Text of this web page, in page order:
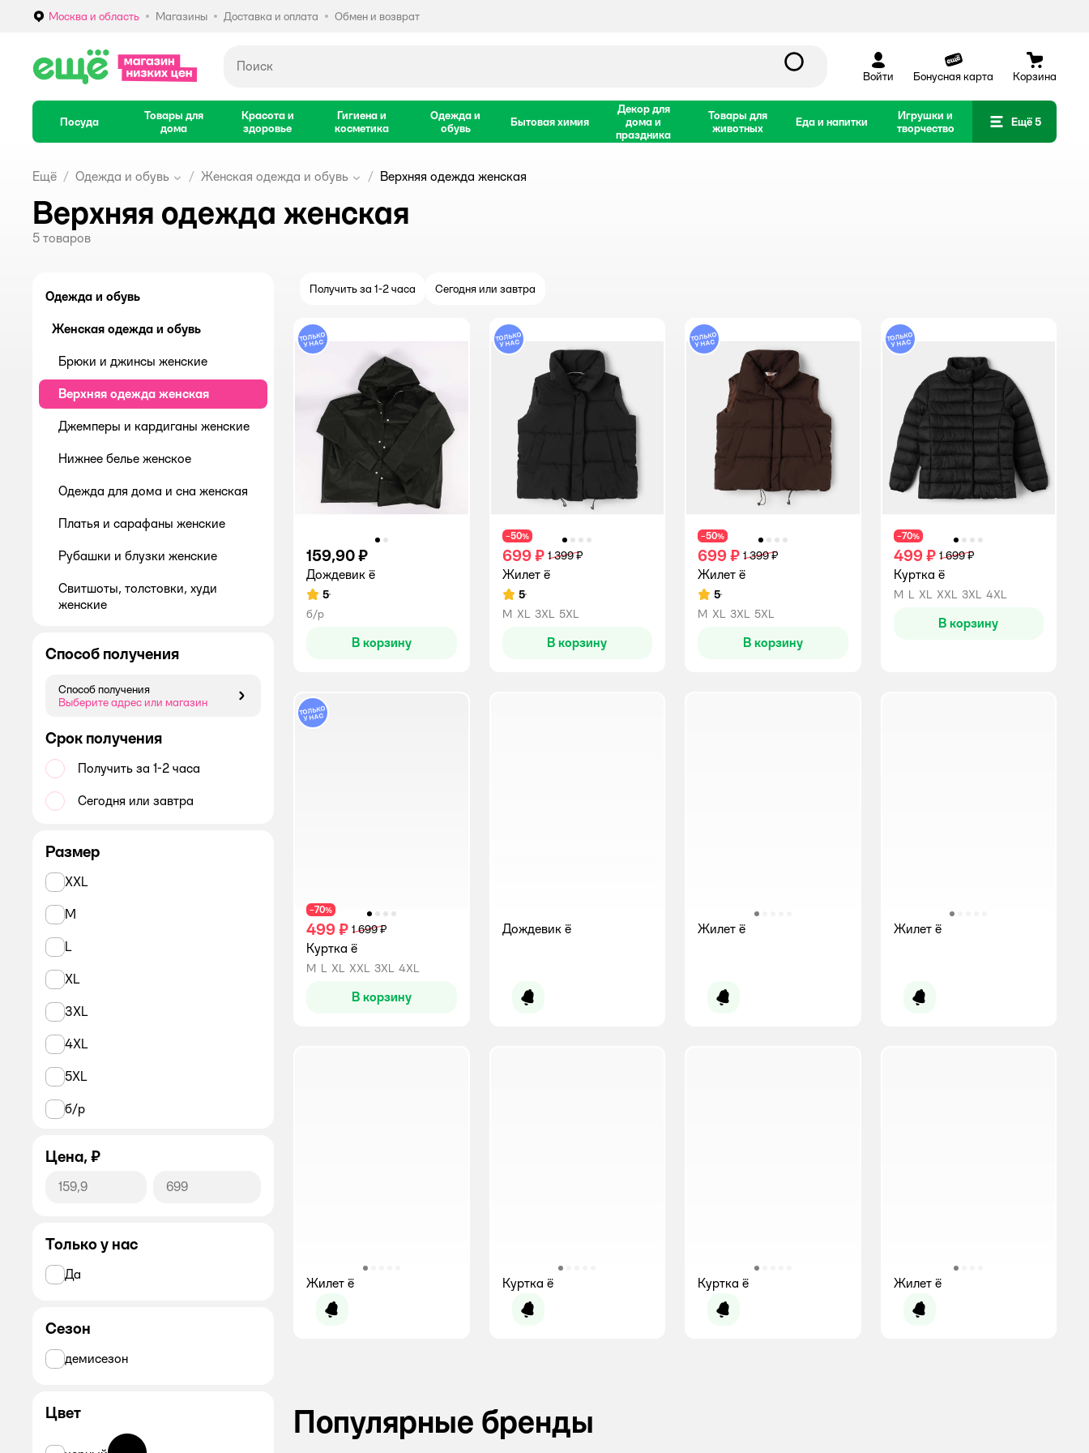
Выбор адреса доставки.
Москва и область Магазины Доставка и оплата Обмен и возврат
Войти Бонусная карта Корзина
Посуда
Товары для
дома
Красота и
здоровье
Гигиена и
косметика
Одежда и
обувь
Бытовая химия
Декор для
дома и
праздника
Товары для
животных
Еда и напитки
Игрушки и
творчество
Ещё 5
Ещё Одежда и обувь Женская одежда и обувь Верхняя одежда женская
Верхняя одежда женская
5 товаров
Получить за 1-2 часа Сегодня или завтра
159,90 ₽
Дождевик ё
Рейтинг:
5
б/р
В корзину
−50%
699 ₽ 1 399 ₽
Жилет ё
Рейтинг:
5
M XL 3XL 5XL
В корзину
−50%
699 ₽ 1 399 ₽
Жилет ё
Рейтинг:
5
M XL 3XL 5XL
В корзину
−70%
499 ₽ 1 699 ₽
Куртка ё
M L XL XXL 3XL 4XL
В корзину
−70%
499 ₽ 1 699 ₽
Куртка ё
M L XL XXL 3XL 4XL
В корзину
Дождевик ё
Уведомить о появлении
Жилет ё
Уведомить о появлении
Жилет ё
Уведомить о появлении
Жилет ё
Уведомить о появлении
Куртка ё
Уведомить о появлении
Куртка ё
Уведомить о появлении
Жилет ё
Уведомить о появлении
Популярные бренды
Одежда и обувь
Женская одежда и обувь
Брюки и джинсы женские
Верхняя одежда женская
Джемперы и кардиганы женские
Нижнее белье женское
Одежда для дома и сна женская
Платья и сарафаны женские
Рубашки и блузки женские
Свитшоты, толстовки, худи
женские
Майки и топы женские
Юбки и шорты женские
Колготки женские
Носки женские
Способ получения
Способ получения
Выберите адрес или магазин
Способ получения
Срок получения
Получить за 1-2 часа
Сегодня или завтра
Размер
XXL
M
L
XL
3XL
4XL
5XL
б/р
Цена, ₽
Только у нас
Да
Сезон
демисезон
Цвет